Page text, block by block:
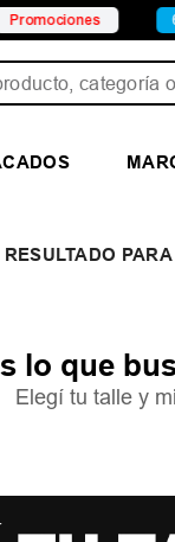
6
lo que
Elegí tu talle y